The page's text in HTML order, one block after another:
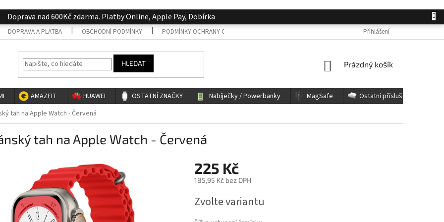
Doprava nad 600Kč zdarma. Platby Online, Apple Pay, Dobírka
DOPRAVA A PLATBA OBCHODNÍ PODMÍNKY PODMÍNKY OCHRANY OSOBNÍCH ÚDAJŮ KONTAKTY
Přihlášení
HLEDAT
NÁKUPNÍ
Prázdný košík
AMAZFIT HUAWEI OSTATNÍ ZNAČKY Nabíječky / Powerbanky MagSafe
Ostatní příslušenství
tah na Apple Watch - Červená
tah na Apple Watch - Červená
225 Kč
185,95 Kč bez DPH
cena:
Zvolte variantu